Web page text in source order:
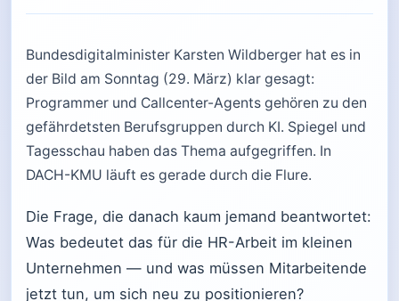
Bundesdigitalminister Karsten Wildberger hat es in
der Bild am Sonntag (29. März) klar gesagt:
Programmer und Callcenter-Agents gehören zu den
gefährdetsten Berufsgruppen durch KI. Spiegel und
Tagesschau haben das Thema aufgegriffen. In
DACH-KMU läuft es gerade durch die Flure.
Die Frage, die danach kaum jemand beantwortet:
Was bedeutet das für die HR-Arbeit im kleinen
Unternehmen — und was müssen Mitarbeitende
jetzt tun, um sich neu zu positionieren?